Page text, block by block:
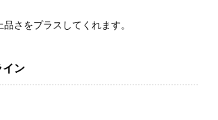
さをプラスしてくれます。
イン